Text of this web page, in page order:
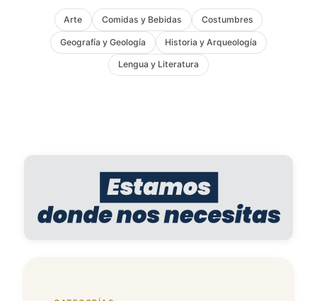
Arte Comidas y Bebidas Costumbres
Geografía y Geología Historia y Arqueología
Lengua y Literatura